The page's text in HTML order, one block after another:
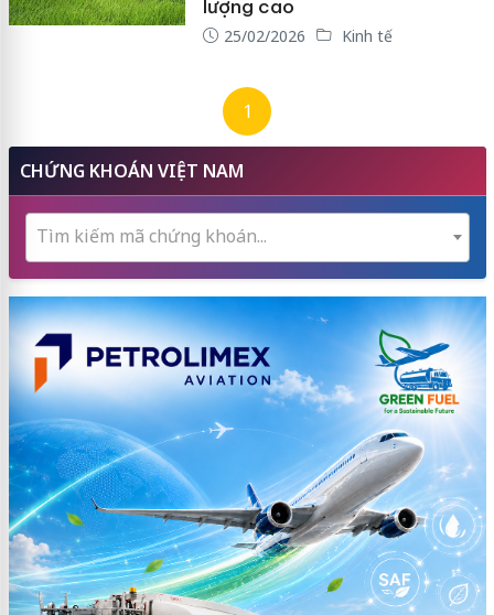
lượng cao
25/02/2026 Kinh tế
1
CHỨNG KHOÁN VIỆT NAM
Tìm kiếm mã chứng khoán...